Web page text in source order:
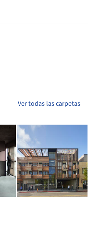
Ver todas las carpetas